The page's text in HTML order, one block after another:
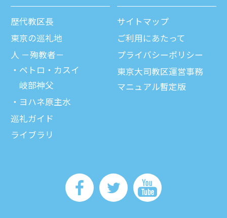
歴代教区⻑
東京の巡礼地
⼈ －殉教者－
ペトロ・カスイ
岐部神父
ヨハネ原主水
巡礼ガイド
ライブラリ
サイトマップ
ご利⽤にあたって
プライバシーポリシー
東京大司教区運営事務
マニュアル暫定版